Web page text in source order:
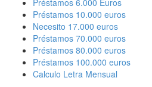
Préstamos 6.000 Euros
Préstamos 10.000 euros
Necesito 17.000 euros
Préstamos 70.000 euros
Préstamos 80.000 euros
Préstamos 100.000 euros
Calculo Letra Mensual